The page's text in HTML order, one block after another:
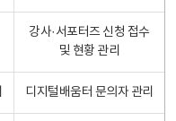
강사·서포터즈 신청 접수
및 현황 관리
디지털배움터 문의자 관리